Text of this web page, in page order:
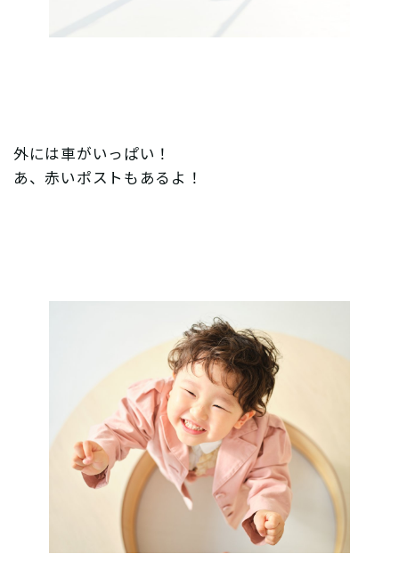
外には車がいっぱい！
あ、赤いポストもあるよ！